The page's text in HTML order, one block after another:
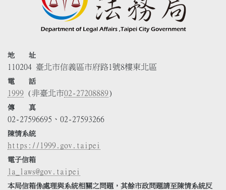
地 址
110204 臺北市信義區市府路1號8樓東北區
電 話
1999 (非臺北市02-27208889)
傳 真
02-27596695、02-27593266
陳情系統
https://1999.gov.taipei
電子信箱
la_laws@gov.taipei
本局信箱係處理與系統相關之問題，其餘市政問題請至陳情系統反